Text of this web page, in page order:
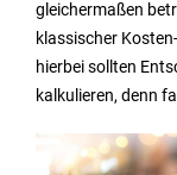
gleichermaßen
klassischer
hierbei sollten
kalkulieren, denn